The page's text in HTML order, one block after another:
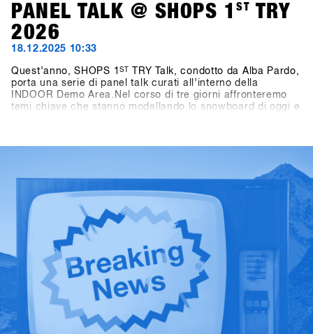
PANEL TALK @ SHOPS 1 ST TRY
2026
18.12.2025 10:33
Quest’anno, SHOPS 1ST
TRY Talk, condotto da Alba Pardo,
porta una serie di panel talk curati all’interno della
INDOOR Demo Area.Nel corso di tre giorni affronteremo
temi chiave che stanno modellando lo snowboard di oggi e
analizzando come le diverse formule di contest influenzino
i consumatori, la cultura e il futuro dello snowboard.
Martedì, il confronto si concentra sullo storytelling,
interrogandosi su chi stia raccontando oggi lo snowboard,
e perché questo sia rilevante anche dal punto di vista del
business.Condotti da Alba Pardo con un approccio diretto
e mirato, questi talk offrono spunti concreti, discussioni
sincere e prospettive che contano davvero per l’industria
dello snowboard.